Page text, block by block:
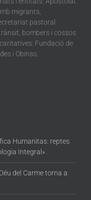
migrants,
pastoral
bombers i cossos
Fundació de
i Obinso.
Humanitas: reptes
Integral»
del Carme torna a